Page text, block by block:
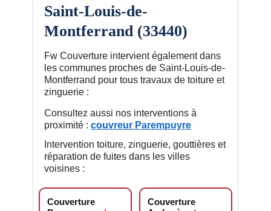
Saint-Louis-de-
Montferrand (33440)
Fw Couverture intervient également dans
les communes proches de Saint-Louis-de-
Montferrand pour tous travaux de toiture et
zinguerie :
Consultez aussi nos interventions à
proximité : couvreur Parempuyre
Intervention toiture, zinguerie, gouttières et
réparation de fuites dans les villes
voisines :
Couverture
Couverture